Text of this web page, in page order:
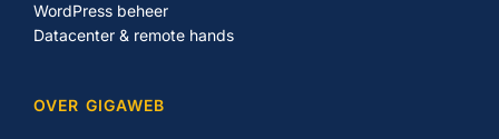
WordPress beheer
Datacenter & remote hands
OVER GIGAWEB